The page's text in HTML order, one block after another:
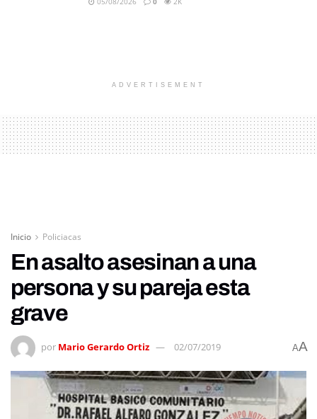
ADVERTISEMENT
Inicio Policiacas
En asalto asesinan a una
persona y su pareja esta
grave
por Mario Gerardo Ortiz 02/07/2019 AA